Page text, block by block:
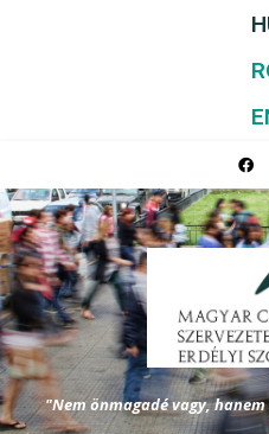
"Nem önmagadé vagy, hanem